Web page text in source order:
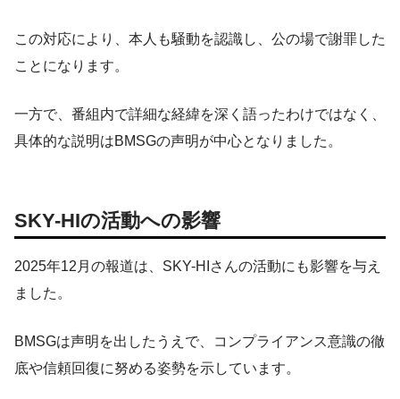
この対応により、本人も騒動を認識し、公の場で謝罪した
ことになります。
一方で、番組内で詳細な経緯を深く語ったわけではなく、
具体的な説明はBMSGの声明が中心となりました。
SKY-HIの活動への影響
2025年12月の報道は、SKY-HIさんの活動にも影響を与え
ました。
BMSGは声明を出したうえで、コンプライアンス意識の徹
底や信頼回復に努める姿勢を示しています。